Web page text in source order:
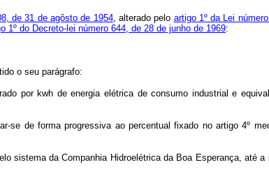
de 31 de agôsto de 1954, alterado pelo artigo 1º da Lei
1º do Decreto-lei número 644, de 28 de junho de 1969:
o seu parágrafo:
por kwh de energia elétrica de consumo industrial e
de forma progressiva ao percentual fixado no artigo 4º
da Companhia Hidroelétrica da Boa Esperança, até